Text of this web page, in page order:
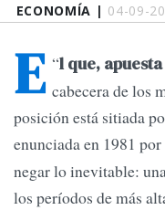
ECONOMÍA | 04-09-
“
E l que,
cabecera de los
posición está sitiada
enunciada en 1981 por
negar lo inevitable:
los períodos de más